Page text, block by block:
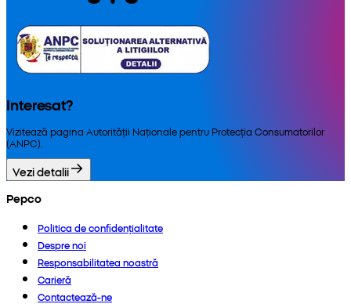
Interesat?
Vizitează pagina Autorității Naționale pentru Protecția Consumatorilor
(ANPC).
Vezi detalii
Pepco
Politica de confidențialitate
Despre noi
Responsabilitatea noastră
Carieră
Contactează-ne